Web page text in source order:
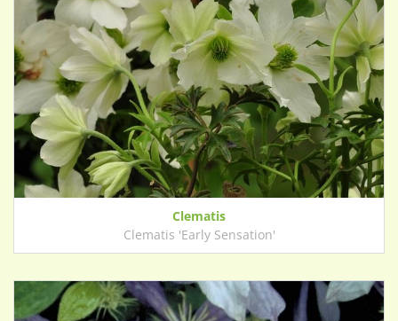
Clematis
Clematis 'Early Sensation'